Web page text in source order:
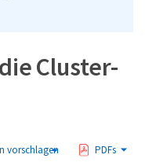
Cluster-
vorschlagen PDFs